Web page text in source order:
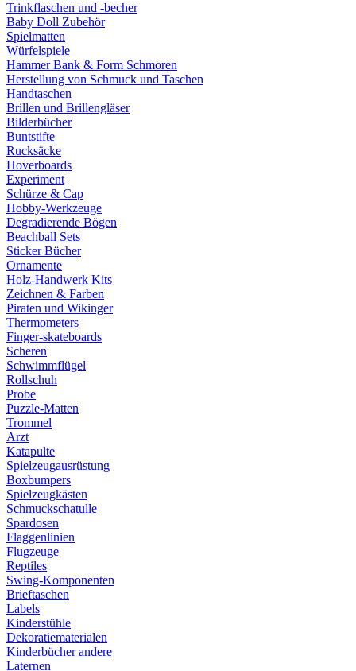
Trinkflaschen und -becher
Baby Doll Zubehör
Spielmatten
Würfelspiele
Hammer Bank & Form Schmoren
Herstellung von Schmuck und Taschen
Handtaschen
Brillen und Brillengläser
Bilderbücher
Buntstifte
Rucksäcke
Hoverboards
Experiment
Schürze & Cap
Hobby-Werkzeuge
Degradierende Bögen
Beachball Sets
Sticker Bücher
Ornamente
Holz-Handwerk Kits
Zeichnen & Farben
Piraten und Wikinger
Thermometers
Finger-skateboards
Scheren
Schwimmflügel
Rollschuh
Probe
Puzzle-Matten
Trommel
Arzt
Katapulte
Spielzeugausrüstung
Boxbumpers
Spielzeugkästen
Schmuckschatulle
Spardosen
Flaggenlinien
Flugzeuge
Reptiles
Swing-Komponenten
Brieftaschen
Labels
Kinderstühle
Dekoratiematerialen
Kinderbücher andere
Laternen